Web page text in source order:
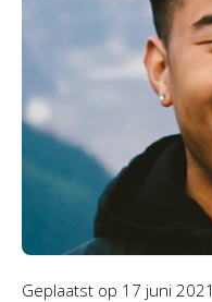
Geplaatst op 17 juni 2021